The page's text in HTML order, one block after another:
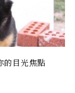
的目光焦點